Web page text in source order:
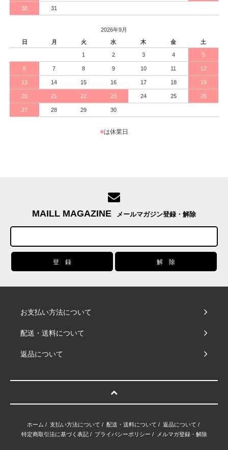
30 31
2026年9月
日
月 火 水 木 金 土
1 2 3 4 5
6 7 8 9 10 11 12
13 14 15 16 17 18 19
20 21 22 23 24 25 26
27 28 29 30
■は休業日
MAILL MAGAZINE メールマガジン登録・解除
お支払い方法について
配送・送料について
返品について
ホーム / 支払い方法について / 配送・送料について / 返品について /
特定商取引法に基づく表記/ プライバシーポリシー / メルマガ登録・解除